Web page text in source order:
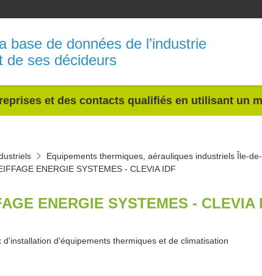
base de données de l’industrie
de ses décideurs
et des contacts qualifiés en utilisant un
Equipements thermiques, aérauliques industriels Île-
ENERGIE SYSTEMES - CLEVIA IDF
ENERGIE SYSTEMES - CLEVIA
d'installation d'équipements thermiques et de climatisation